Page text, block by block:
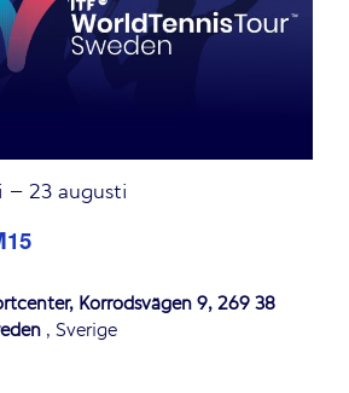
– 23 augusti
Korrödsvägen 9, 269 38
, Sverige